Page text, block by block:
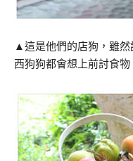
▲這是他們的店狗，雖然
西狗狗都會想上前討食物